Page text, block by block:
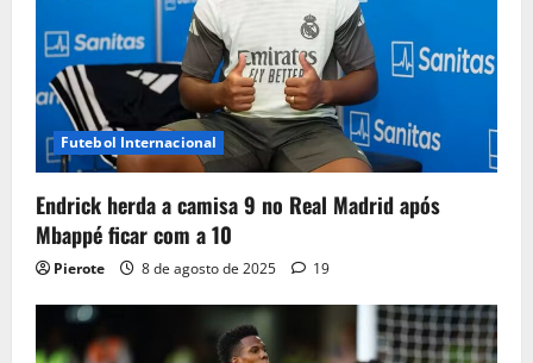
Futebol Internacional
Endrick herda a camisa 9 no Real Madrid após
Mbappé ficar com a 10
Pierote 8 de agosto de 2025 19